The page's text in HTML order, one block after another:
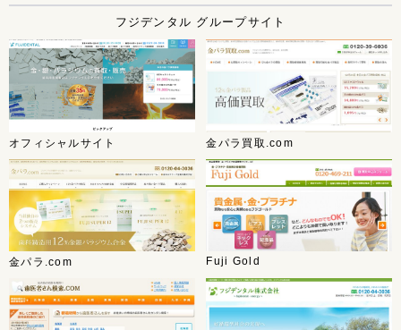
フジデンタル グループサイト
オフィシャルサイト 金パラ買取.com
金パラ.com Fuji Gold